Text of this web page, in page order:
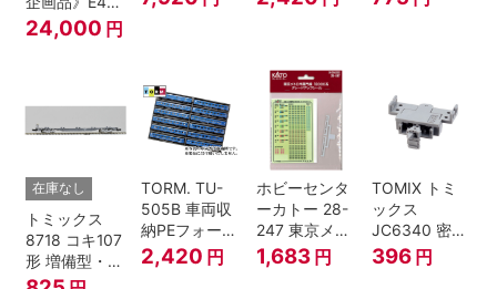
上越新幹線 新
塗装・ラスト
24,000 円
鉄道模型
トグレー) 2枚
在庫なし
トミックス
8718 コキ107
形 増備型・コ
ンテナなし Ｎ
TORM. TU-
505B 車両収
納PEフォーム
12両用 (ダー
クグレー) 2枚
2,420 円
ホビーセンタ
ーカトー 28-
247 東京メト
ロ半蔵門線
18000系グレ
1,683 円
TOMIX トミ
ックス
JC6340 密連
形TNカプラー
(SP・グレ
396 円